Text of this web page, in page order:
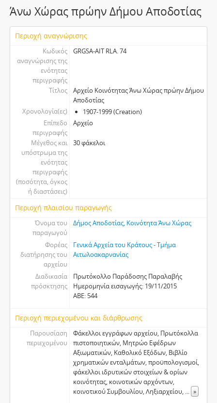
Άνω Χώρας πρώην Δήμου Αποδοτίας
Περιοχή αναγνώρισης
Κωδικός
αναγνώρισης της
ενότητας
περιγραφής
GRGSA-AIT RLA. 74
Τίτλος
Aρχείο Κοινότητας Άνω Χώρας πρώην Δήμου
Αποδοτίας
Χρονολογία(ες)
1907-1999 (Creation)
Επίπεδο
περιγραφής
Αρχείο
Μέγεθος και
υπόστρωμα της
ενότητας
περιγραφής
(ποσότητα, όγκος
ή διαστάσεις)
30 φάκελοι
Περιοχή πλαισίου παραγωγής
Όνομα του
παραγωγού
Δήμος Αποδοτίας, Κοινότητα Άνω Χώρας
Φορέας
διατήρησης του
αρχείου
Γενικά Αρχεία του Κράτους - Τμήμα
Αιτωλοακαρνανίας
Διαδικασία
πρόσκτησης
Πρωτόκολλο Παράδοσης Παραλαβής
Ημερομηνία εισαγωγής: 19/11/2015
ΑΒΕ: 544
Περιοχή περιεχομένου και διάρθρωσης
Παρουσίαση
περιεχομένου
Φάκελλοι εγγράφων αρχείου, Πρωτόκολλα
πιστοποιητικών, Μητρώο Εφέδρων
Αξιωματικών, Καθολικό Εξόδων, Βιβλίο
χρηματικών ενταλμάτων, προϋπολογισμοί,
φάκελλοι ιδρυτικών στοιχείων & ορίων
κοινότητας, κοινοτικών αρχόντων,
κοινοτικού Συμβουλίου, Ληξιαρχείου, ... »